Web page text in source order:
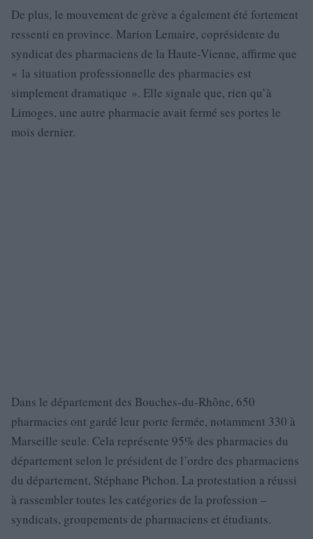
De plus, le mouvement de grève a également été fortement
ressenti en province. Marion Lemaire, coprésidente du
syndicat des pharmaciens de la Haute-Vienne, affirme que
« la situation professionnelle des pharmacies est
simplement dramatique ». Elle signale que, rien qu’à
Limoges, une autre pharmacie avait fermé ses portes le
mois dernier.
Dans le département des Bouches-du-Rhône, 650
pharmacies ont gardé leur porte fermée, notamment 330 à
Marseille seule. Cela représente 95% des pharmacies du
département selon le président de l’ordre des pharmaciens
du département, Stéphane Pichon. La protestation a réussi
à rassembler toutes les catégories de la profession –
syndicats, groupements de pharmaciens et étudiants.